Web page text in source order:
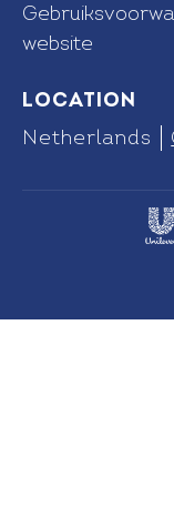
Cookie-
website